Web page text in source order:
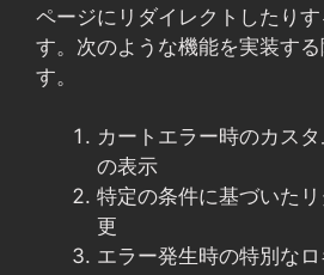
ページにリダイレクトしたり
す。次のような機能を実装す
す。
カートエラー時のカス
の表示
特定の条件に基づいた
更
エラー発生時の特別な